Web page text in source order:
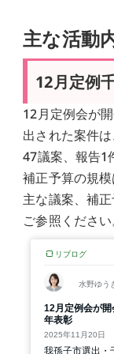
主な活動
12月定例
12月定例会が
出された案件
47議案、報告1
補正予算の規
主な議案、補
ご参照ください